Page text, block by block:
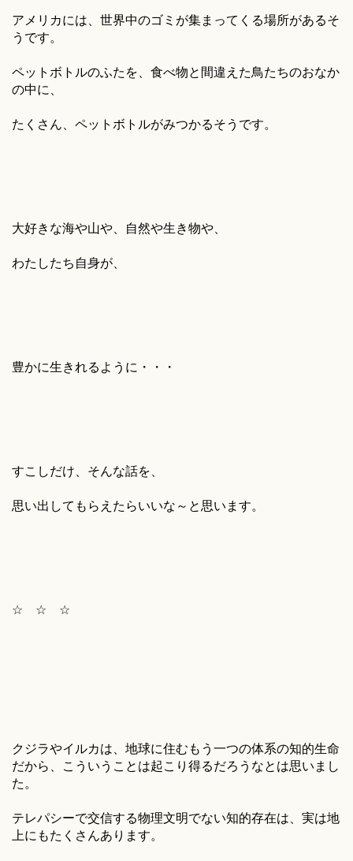
アメリカには、世界中のゴミが集まってくる場所があるそ
うです。
ペットボトルのふたを、食べ物と間違えた鳥たちのおなか
の中に、
たくさん、ペットボトルがみつかるそうです。
大好きな海や山や、自然や生き物や、
わたしたち自身が、
豊かに生きれるように・・・
すこしだけ、そんな話を、
思い出してもらえたらいいな～と思います。
☆ ☆ ☆
クジラやイルカは、地球に住むもう一つの体系の知的生命
だから、こういうことは起こり得るだろうなとは思いまし
た。
テレパシーで交信する物理文明でない知的存在は、実は地
上にもたくさんあります。